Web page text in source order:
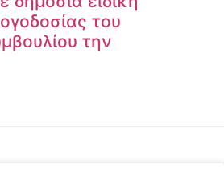
του
την